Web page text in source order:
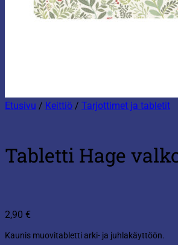
Etusivu / Keittiö / Tarjottimet ja tabletit
Tabletti Hage
2,90 €
Kaunis muovitabletti arki- ja juhlakäyttöön.